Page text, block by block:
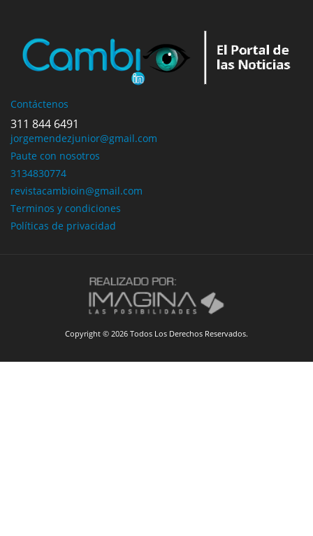
Contáctenos
311 844 6491
jorgemendezjunior@gmail.com
Paute con nosotros
3134830774
revistacambioin@gmail.com
Terminos y condiciones
Políticas de privacidad
Copyright © 2026 Todos Los Derechos Reservados.